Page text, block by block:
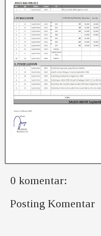
0 komentar:
Posting Komentar